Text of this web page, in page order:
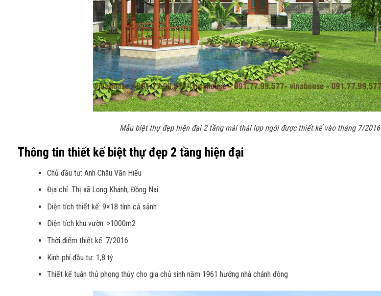
Mẫu biệt thự đẹp hiện đại 2 tầng mái thái lợp ngói được thiết kế vào tháng 7/2016
Thông tin thiết kế biệt thự đẹp 2 tầng hiện đại
Chủ đầu tư: Anh Châu Văn Hiếu
Địa chỉ: Thị xã Long Khánh, Đồng Nai
Diện tích thiết kế: 9×18 tính cả sảnh
Diện tích khu vườn: >1000m2
Thời điểm thiết kế: 7/2016
Kinh phí đầu tư: 1,8 tỷ
Thiết kế tuân thủ phong thủy cho gia chủ sinh năm 1961 hướng nhà chánh đông